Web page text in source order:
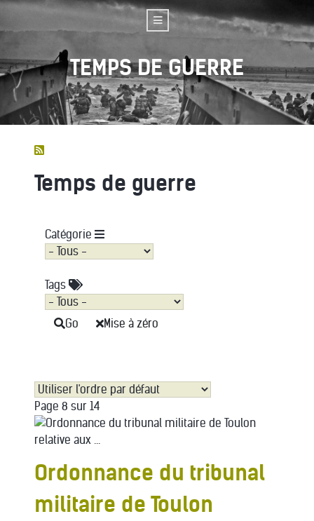
TEMPS DE GUERRE
Temps de guerre
Catégorie
Tags
Go Mise à zéro
Page 8 sur 14
Ordonnance du tribunal
militaire de Toulon